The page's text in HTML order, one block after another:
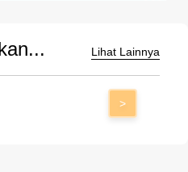
Lihat Lainnya
>